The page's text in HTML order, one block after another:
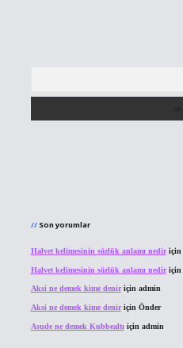
Son yorumlar
Halvet kelimesinin sözlük anlamı nediriçin
Halvet kelimesinin sözlük anlamı nediriçin
Aksi ne demek kime deniriçin admin
Aksi ne demek kime deniriçin Önder
Asude ne demek Kubbealtı için admin